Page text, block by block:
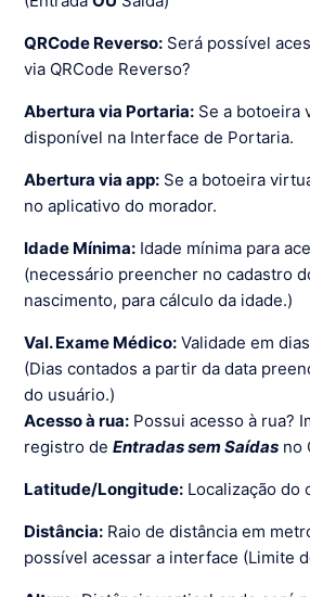
QRCode Reverso: Será possível
via QRCode Reverso?
Abertura via Portaria: Se a botoeira
disponível na Interface de Portaria.
Abertura via app: Se a botoeira
no aplicativo do morador.
Idade Mínima: Idade mínima para
(necessário preencher no cadastro
nascimento, para cálculo da idade.)
Val. Exame Médico: Validade em
(Dias contados a partir da data
do usuário.)
Acesso à rua: Possui acesso à rua?
registro deEntradas sem Saídas no
Latitude/Longitude: Localização do
Distância: Raio de distância em
possível acessar a interface (Limite